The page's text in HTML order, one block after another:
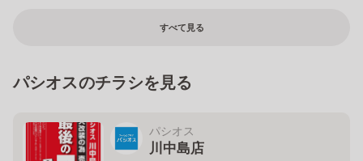
すべて見る
パシオスのチラシを見る
パシオス
川中島店